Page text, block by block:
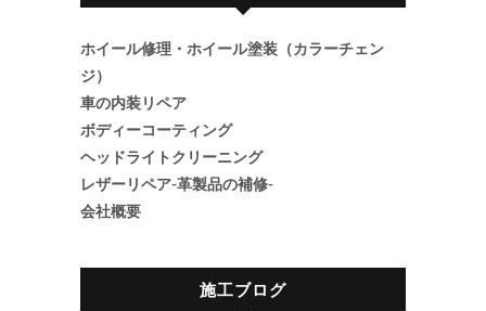
ホイール修理・ホイール塗装（カラーチェン
ジ）
車の内装リペア
ボディーコーティング
ヘッドライトクリーニング
レザーリペア-革製品の補修-
会社概要
施工ブログ